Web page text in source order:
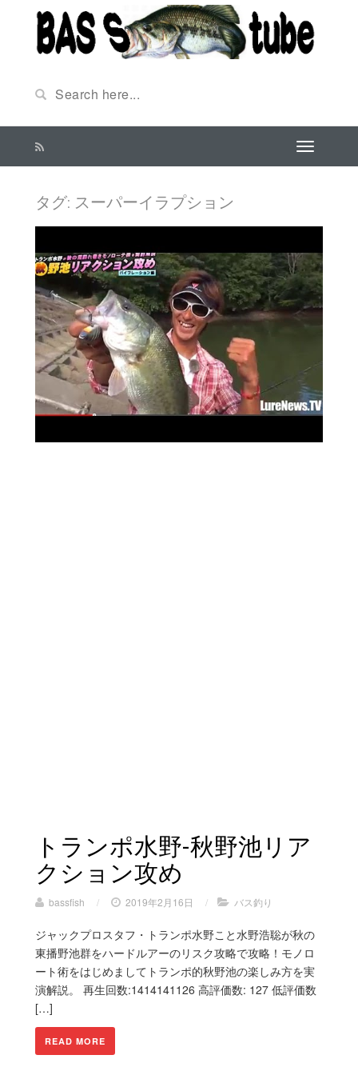
タグ: スーパーイラプション
トランポ水野-秋野池リア
クション攻め
bassfish / 2019年2月16日 / バス釣り
ジャックプロスタフ・トランポ水野こと水野浩聡が秋の
東播野池群をハードルアーのリスク攻略で攻略！モノロ
ート術をはじめましてトランポ的秋野池の楽しみ方を実
演解説。 再生回数:1414141126 高評価数: 127 低評価数
[…]
READ MORE